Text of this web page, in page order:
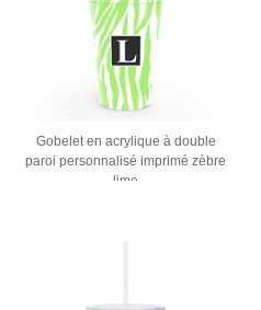
Gobelet en acrylique à double
paroi personnalisé imprimé zèbre
lime